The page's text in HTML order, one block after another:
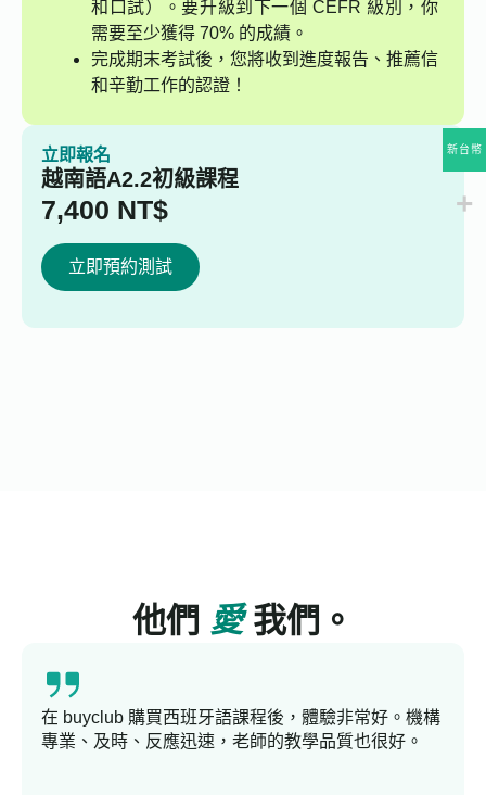
和口試）。要升級到下一個 CEFR 級別，你
需要至少獲得 70% 的成績。
完成期末考試後，您將收到進度報告、推薦信
和辛勤工作的認證！
立即報名
越南語A2.2初級課程
7,400 NT$
立即預約測試
他們 愛我們。
在 buyclub 購買西班牙語課程後，體驗非常好。機構
專業、及時、反應迅速，老師的教學品質也很好。
新台幣